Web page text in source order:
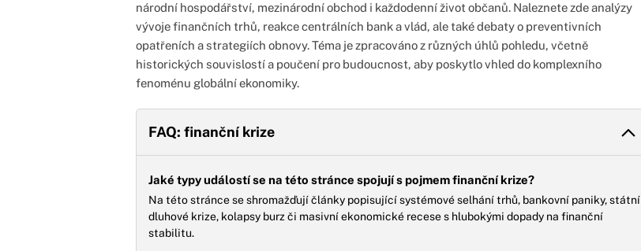
národní hospodářství, mezinárodní obchod i každodenní život občanů. Naleznete zde analýzy
vývoje finančních trhů, reakce centrálních bank a vlád, ale také debaty o preventivních
opatřeních a strategiích obnovy. Téma je zpracováno z různých úhlů pohledu, včetně
historických souvislostí a poučení pro budoucnost, aby poskytlo vhled do komplexního
fenoménu globální ekonomiky.
FAQ: finanční krize
Jaké typy událostí se na této stránce spojují s pojmem finanční krize?
Na této stránce se shromažďují články popisující systémové selhání trhů, bankovní paniky, státní
dluhové krize, kolapsy burz či masivní ekonomické recese s hlubokými dopady na finanční
stabilitu.